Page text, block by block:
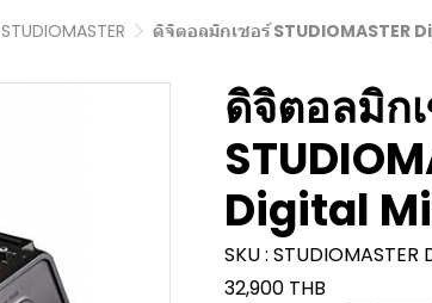
STUDIOMASTER ดิจิตอลมิกเซอร์ STUDIOMASTER
ดิจิตอลมิก
Digital
SKU : STUDIOMASTER
32,900 THB